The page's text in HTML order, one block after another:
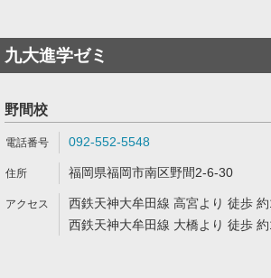
九大進学ゼミ
野間校
092-552-5548
福岡県福岡市南区野間2-6-30
西鉄天神大牟田線 高宮より 徒歩
西鉄天神大牟田線 大橋より 徒歩